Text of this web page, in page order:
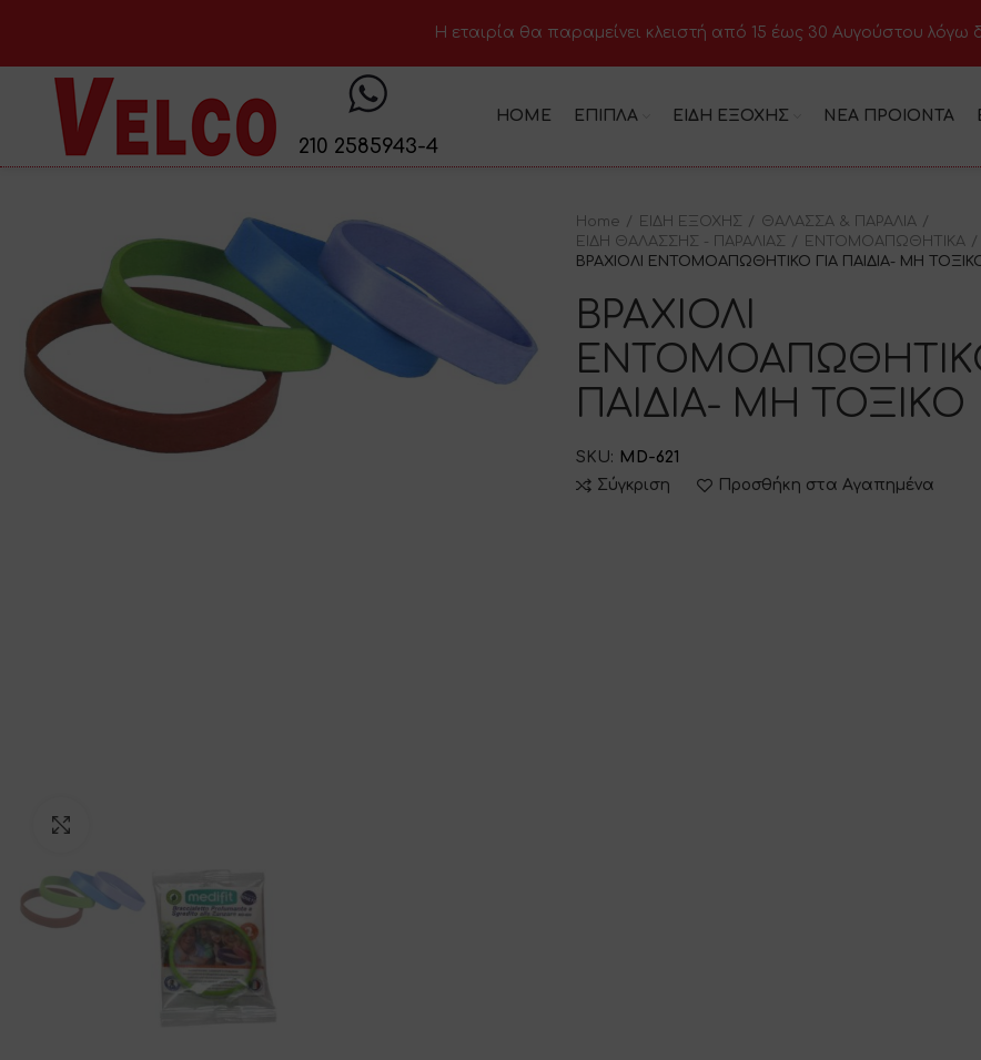
210 2585943-4
HOME ΕΠΙΠΛΑ ΕΙΔΗ ΕΞΟΧΗΣ ΝΕΑ ΠΡΟΙΟΝΤΑ
Home ΕΙΔΗ ΕΞΟΧΗΣ
ΘΑΛΑΣΣΑ & ΠΑΡΑΛΙΑ
ΕΙΔΗ ΘΑΛΑΣΣΗΣ - ΠΑΡΑΛΙΑΣ
ΕΝΤΟΜΟΑΠΩΘΗΤΙΚΑ
ΒΡΑΧΙΟΛΙ ΕΝΤΟΜΟΑΠΩΘΗΤΙΚΟ ΓΙΑ ΠΑΙΔΙΑ- ΜΗ
ΒΡΑΧΙΟΛΙ
ΠΑΙΔΙΑ- ΜΗ ΤΟΞΙΚΟ
SKU: MD-621
Σύγκριση
Προσθήκη στα Αγαπημένα
H εταιρία θα παραμείνει κλειστή από 15 έως 30 Αυγούστου λόγω